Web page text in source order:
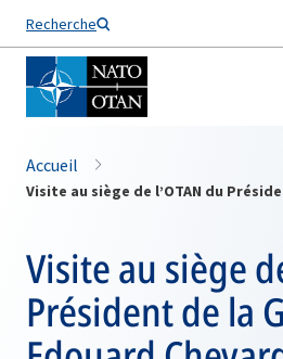
Recherche
Nom de famille*
Accueil
Visite au siège
Président de la